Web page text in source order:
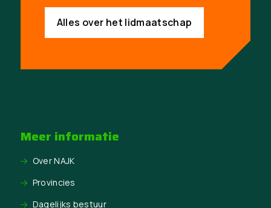
Alles over het lidmaatschap
Meer informatie
Over NAJK
Provincies
Dagelijks bestuur